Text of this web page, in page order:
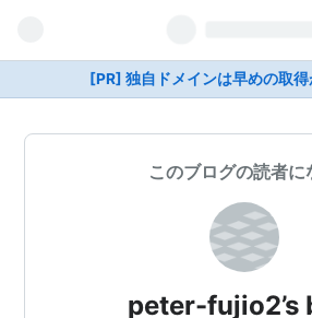
[PR] 独自ドメインは早めの取得
このブログの読者に
peter-fujio2’s